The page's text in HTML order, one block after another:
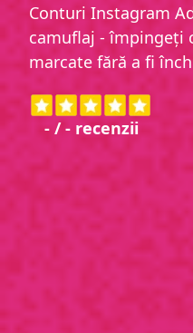
Conturi Instagram
camuflaj - împingeți
marcate fără a fi
-/-recenzii